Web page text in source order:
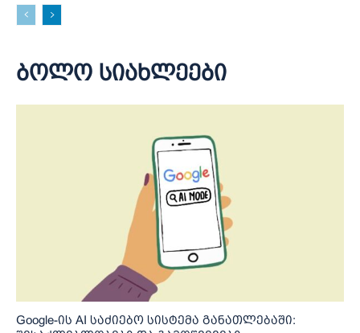
ბოლო სიახლეები
Google-ის AI საძიებო სისტემა განათლებაში: